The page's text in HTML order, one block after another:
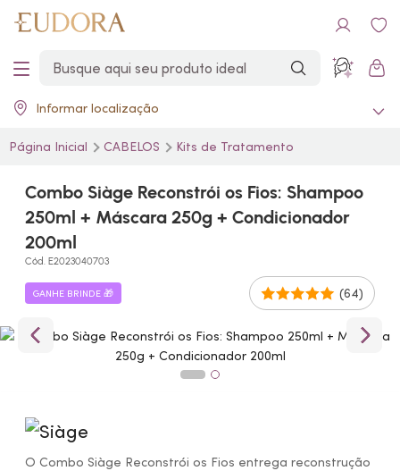
Informar localização
Página Inicial CABELOS Kits de Tratamento
Combo Siàge Reconstrói os Fios: Shampoo
250ml + Máscara 250g + Condicionador
200ml
Cód. E2023040703
GANHE BRINDE 🎁 (64)
O Combo Siàge Reconstrói os Fios entrega reconstrução